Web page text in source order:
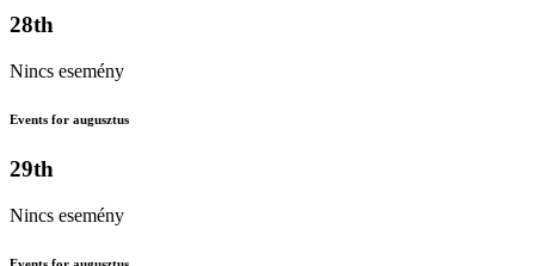
28th
Nincs esemény
Events for augusztus
29th
Nincs esemény
Events for augusztus